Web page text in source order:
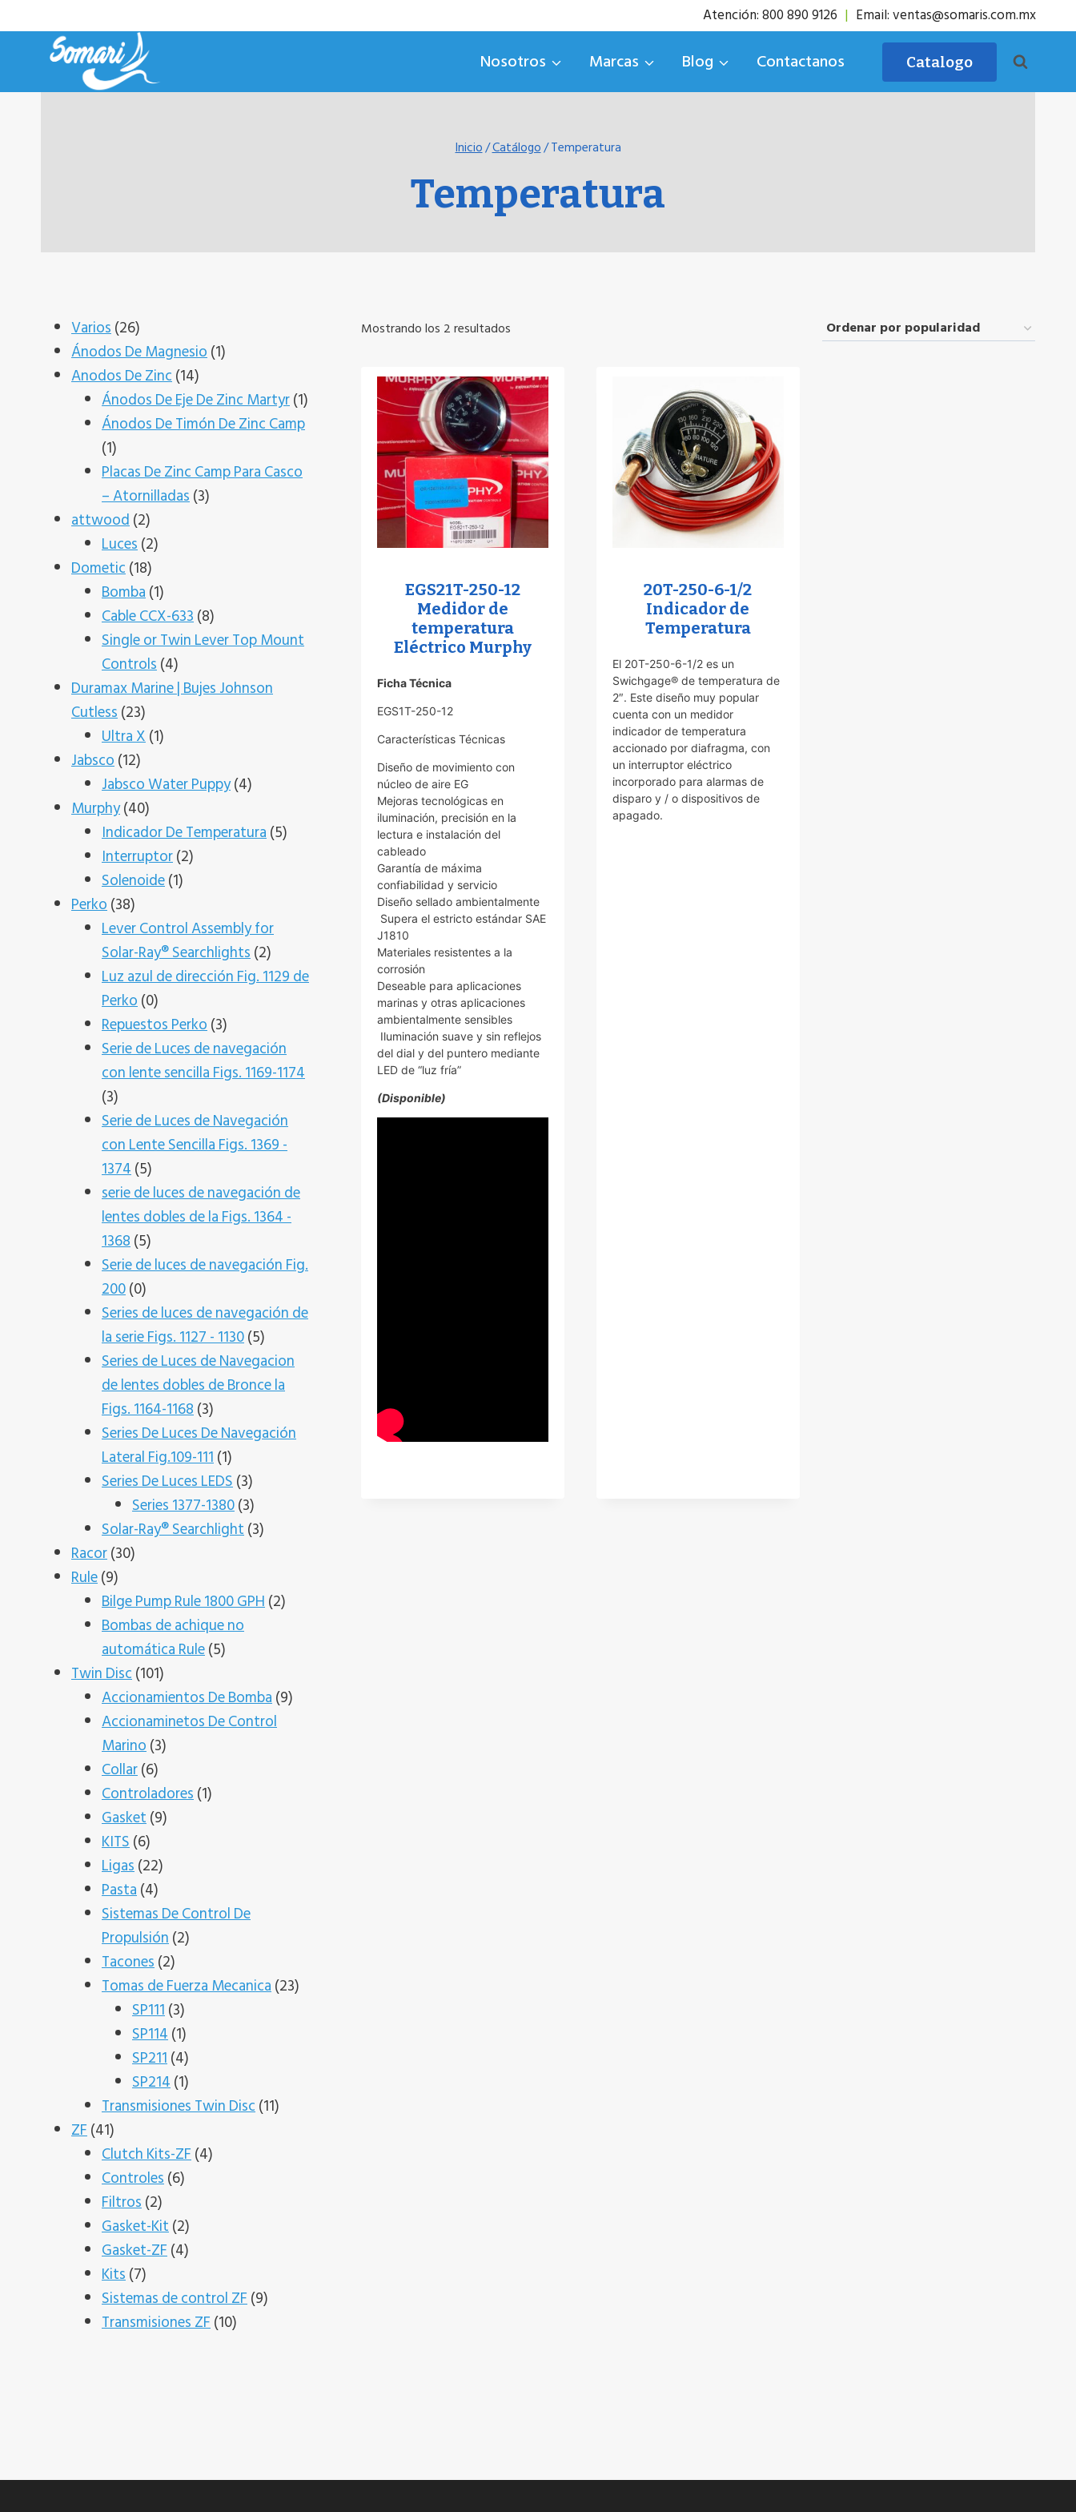
al
contenido
Atención: 800 890 9126 | Email: ventas@somaris.com.mx
Nosotros Marcas Blog Contactanos Catalogo
Inicio/Catálogo/Temperatura
Temperatura
Mostrando los 2 resultadosOrdenado
popularidad
EGS21T-250-12
Medidor de
temperatura
Eléctrico Murphy
Ficha Técnica
EGS1T-250-12
Características Técnicas
Diseño de movimiento con
núcleo de aire EG
Mejoras tecnológicas en
iluminación, precisión en la
lectura e instalación del
cableado
Garantía de máxima
confiabilidad y servicio
Diseño sellado ambientalmente
Supera el estricto estándar SAE
J1810
Materiales resistentes a la
corrosión
Deseable para aplicaciones
marinas y otras aplicaciones
ambientalmente sensibles
Iluminación suave y sin reflejos
del dial y del puntero mediante
LED de “luz fría”
(Disponible)
20T-250-6-1/2
Indicador de
Temperatura
El 20T-250-6-1/2 es un
Swichgage® de temperatura de
2″. Este diseño muy popular
cuenta con un medidor
indicador de temperatura
accionado por diafragma, con
un interruptor eléctrico
incorporado para alarmas de
disparo y / o dispositivos de
apagado.
Varios 2626
productos
Ánodos De Magnesio 11
Anodos De Zinc 1414
productos
Ánodos De Eje De Zinc Martyr 11
producto
Ánodos De Timón De Zinc Camp
11
producto
Placas De Zinc Camp Para Casco
– Atornilladas 33
attwood 22
productos
Luces 22
Dometic 1818
productos
Bomba 11
producto
Cable CCX-633 88
productos
Single or Twin Lever Top Mount
Controls 44
productos
Duramax Marine | Bujes Johnson
Cutless 2323
productos
Ultra X 11
Jabsco 1212
productos
Jabsco Water Puppy 44
Murphy 4040
productos
Indicador De Temperatura 55
Interruptor 22
Solenoide 11
Perko 3838
productos
Lever Control Assembly for
Solar-Ray® Searchlights 22
productos
Luz azul de dirección Fig. 1129 de
Perko 00
productos
Repuestos Perko 33
productos
Serie de Luces de navegación
con lente sencilla Figs. 1169-1174
33
productos
Serie de Luces de Navegación
con Lente Sencilla Figs. 1369 -
1374 55
productos
serie de luces de navegación de
lentes dobles de la Figs. 1364 -
1368 55
productos
Serie de luces de navegación Fig.
200 00
productos
Series de luces de navegación de
la serie Figs. 1127 - 1130 55
productos
Series de Luces de Navegacion
de lentes dobles de Bronce la
Figs. 1164-1168 33
productos
Series De Luces De Navegación
Lateral Fig.109-111 11
producto
Series De Luces LEDS 33
productos
Series 1377-1380 33
productos
Solar-Ray® Searchlight 33
Racor 3030
Rule 99
productos
Bilge Pump Rule 1800 GPH 22
Bombas de achique no
automática Rule 55
Twin Disc 101101
productos
Accionamientos De Bomba 99
Accionaminetos De Control
Marino 33
Collar 66
productos
Controladores 11
Gasket 99
KITS 66
productos
Ligas 2222
Pasta 44
productos
Sistemas De Control De
Propulsión 22
Tacones 22
productos
Tomas de Fuerza Mecanica 2323
SP111 33
productos
SP114 11
producto
SP211 44
productos
SP214 11
producto
Transmisiones Twin Disc 1111
ZF 4141
productos
Clutch Kits-ZF 44
Controles 66
Filtros 22
productos
Gasket-Kit 22
productos
Gasket-ZF 44
Kits 77
productos
Sistemas de control ZF 99
Transmisiones ZF 1010